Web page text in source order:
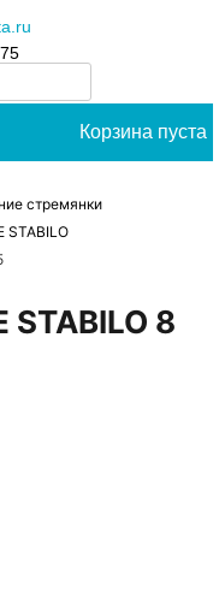
Корзина пуста
стремянки
STABILO
STABILO 8